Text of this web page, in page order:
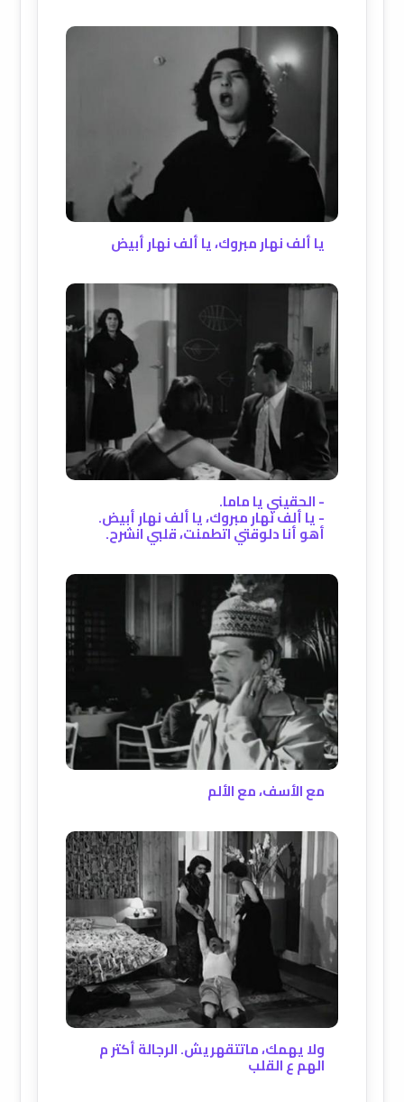
يا ألف نهار مبروك، يا ألف نهار أبيض
- الحقيني يا ماما.
- يا ألف نهار مبروك، يا ألف نهار أبيض.
أهو أنا دلوقتي اتطمنت، قلبي انشرح.
مع الأسف، مع الألم
ولا يهمك، ماتتقهريش. الرجالة أكتر م
الهم ع القلب